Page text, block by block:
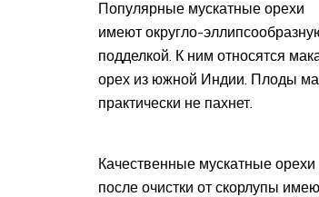
Популярные мускатные орехи
имеют округло-
подделкой. К ним относятся
орех из южной Индии. Плоды
практически не пахнет.
Качественные мускатные орехи
после очистки от скорлупы